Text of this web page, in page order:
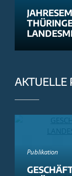
AKTUELLE
Publikation